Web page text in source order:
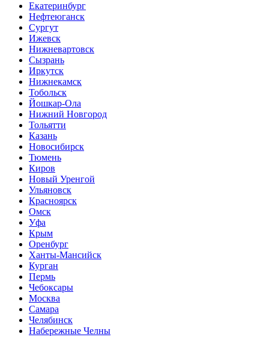
Екатеринбург
Нефтеюганск
Сургут
Ижевск
Нижневартовск
Сызрань
Иркутск
Нижнекамск
Тобольск
Йошкар-Ола
Нижний Новгород
Тольятти
Казань
Новосибирск
Тюмень
Киров
Новый Уренгой
Ульяновск
Красноярск
Омск
Уфа
Крым
Оренбург
Ханты-Мансийск
Курган
Пермь
Чебоксары
Москва
Самара
Челябинск
Набережные Челны